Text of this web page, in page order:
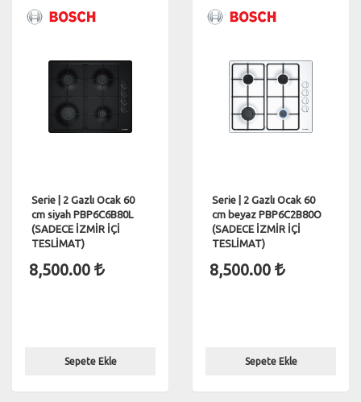
Serie | 2 Gazlı Ocak 60
cm siyah PBP6C6B80L
(SADECE İZMİR İÇİ
TESLİMAT)
8,500.00
Sepete Ekle
Serie | 2 Gazlı Ocak 60
cm beyaz PBP6C2B80O
(SADECE İZMİR İÇİ
TESLİMAT)
8,500.00
Sepete Ekle